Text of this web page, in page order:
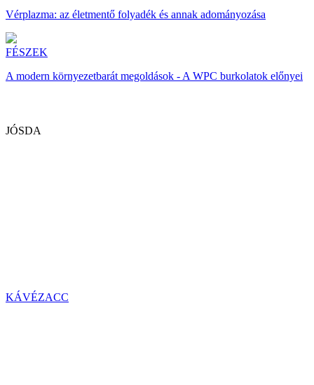
Vérplazma: az életmentő folyadék és annak adományozása
FÉSZEK
A modern környezetbarát megoldások - A WPC burkolatok előnyei
JÓSDA
KÁVÉZACC